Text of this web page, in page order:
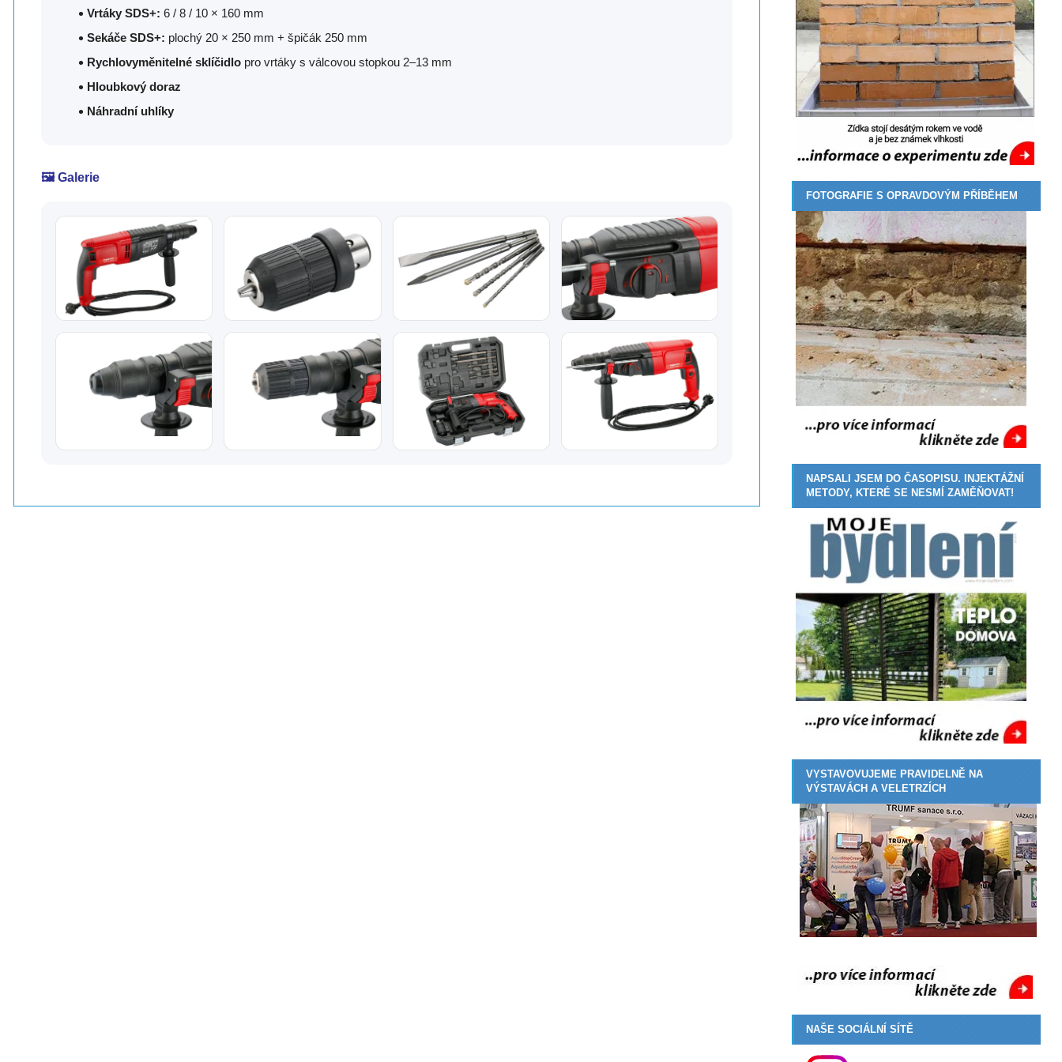
Vrtáky SDS+: 6 / 8 / 10 × 160 mm
Sekáče SDS+: plochý 20 × 250 mm + špičák 250 mm
Rychlovyměnitelné sklíčidlopro vrtáky s válcovou stopkou 2–13 mm
Hloubkový doraz
Náhradní uhlíky
🖼️ Galerie
FOTOGRAFIE S OPRAVDOVÝM PŘÍBĚHEM
NAPSALI JSEM DO ČASOPISU. INJEKTÁŽNÍ
METODY, KTERÉ SE NESMÍ ZAMĚŇOVAT!
VYSTAVOVUJEME PRAVIDELNĚ NA
VÝSTAVÁCH A VELETRZÍCH
NAŠE SOCIÁLNÍ SÍTĚ